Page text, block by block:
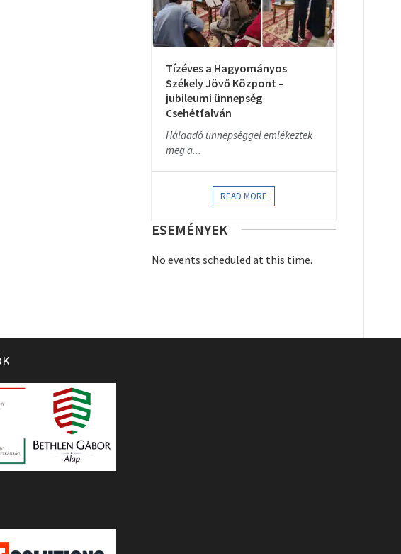
Tízéves a Hagyományos
Székely Jövő Központ –
jubileumi ünnepség
Csehétfalván
Hálaadó ünnepséggel emlékeztek
meg a...
READ MORE
ESEMÉNYEK
No events scheduled at this time.